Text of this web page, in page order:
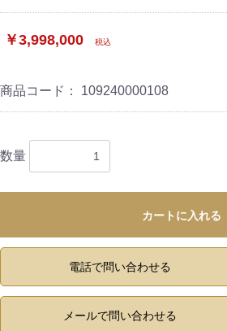
￥3,998,000 税込
商品コード： 109240000108
数量
カートに入れる
電話で問い合わせる
メールで問い合わせる